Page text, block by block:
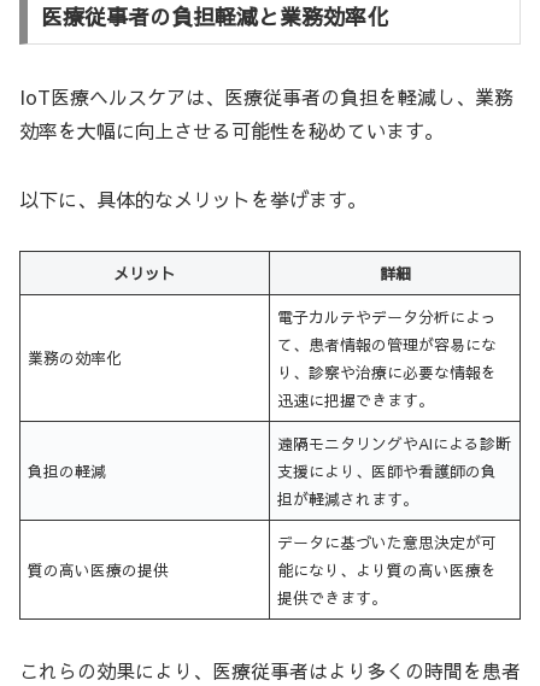
医療従事者の負担軽減と業務効率化
IoT医療ヘルスケアは、医療従事者の負担を軽減し、業務
効率を大幅に向上させる可能性を秘めています。
以下に、具体的なメリットを挙げます。
メリット 詳細
業務の効率化
電子カルテやデータ分析によっ
て、患者情報の管理が容易にな
り、診察や治療に必要な情報を
迅速に把握できます。
負担の軽減
遠隔モニタリングやAIによる診断
支援により、医師や看護師の負
担が軽減されます。
質の高い医療の提供
データに基づいた意思決定が可
能になり、より質の高い医療を
提供できます。
これらの効果により、医療従事者はより多くの時間を患者